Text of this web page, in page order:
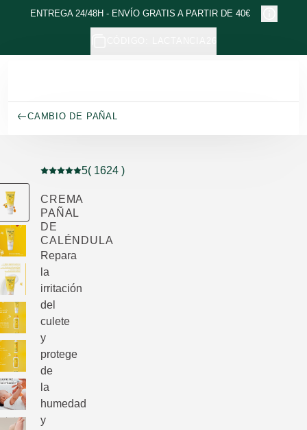
Ir al contenido principal
ENTREGA 24/48H - ENVÍO GRATIS A PARTIR DE 40€
CAMBIO DE PAÑAL
Puntuación: 5 / 5 estrellas 1624 valoraciones de
5( 1624 )
CREMA
PAÑAL
DE
CALÉNDULA
Repara
la
irritación
del
culete
y
protege
de
la
humedad
y